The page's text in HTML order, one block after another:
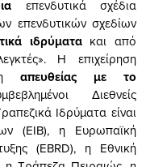
επενδυτικά σχέδια
επενδυτικών σχεδίων
ιδρύματακαι από
Η επιχείρηση
απευθείας με το
Διεθνείς
Ιδρύματα είναι
(EIB), η Ευρωπαϊκή
(EBRD), η Εθνική